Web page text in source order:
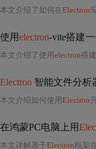
本文介绍了如何在Electron
使用electron-vite搭建
本文介绍了使用electron搭
Electron 智能文件分析
本文介绍如何使用Electron
在鸿蒙PC电脑上用
本文详解基于Electron框架